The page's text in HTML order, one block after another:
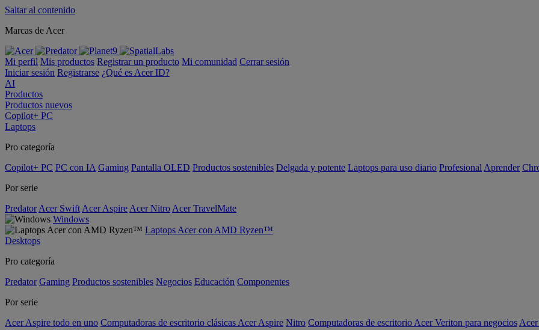
Saltar al contenido
Marcas de Acer
Mi perfil Mis productos Registrar un producto Mi comunidad Cerrar sesión
Iniciar sesión Registrarse ¿Qué es Acer ID?
AI
Productos
Productos nuevos
Copilot+ PC
Laptops
Pro categoría
Copilot+ PC PC con IA Gaming Pantalla OLED Productos sostenibles Delgada y potente Laptops para uso diario Profesional Aprender
Por serie
Predator Acer Swift Acer Aspire Acer Nitro Acer TravelMate
Windows
Laptops Acer con AMD Ryzen™
Desktops
Pro categoría
Predator Gaming Productos sostenibles Negocios Educación Componentes
Por serie
Acer Aspire todo en uno Computadoras de escritorio clásicas Acer Aspire Nitro Computadoras de escritorio Acer Veriton para negocios